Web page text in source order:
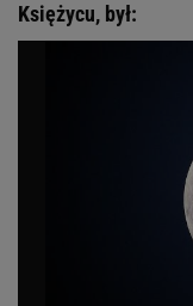
Księżycu, był: